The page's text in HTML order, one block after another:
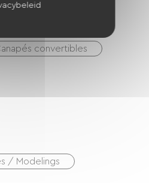
convertibles
/ Modelings